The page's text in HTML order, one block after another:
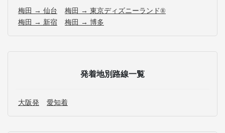
梅田 → 仙台
梅田 → 東京ディズニーランド®
梅田 → 新宿
梅田 → 博多
発着地別路線一覧
大阪発 愛知着